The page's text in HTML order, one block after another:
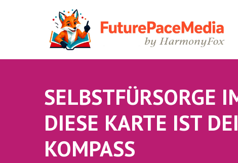
SELBSTFÜRSORGE
DIESE KARTE IST
KOMPASS